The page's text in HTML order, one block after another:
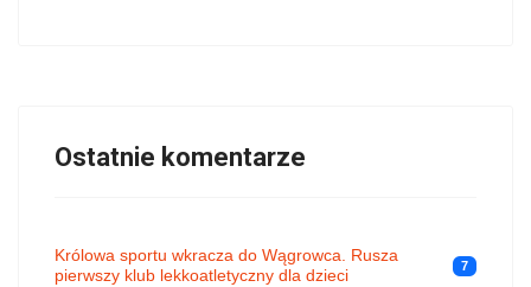
Ostatnie komentarze
Królowa sportu wkracza do Wągrowca. Rusza
pierwszy klub lekkoatletyczny dla dzieci
7